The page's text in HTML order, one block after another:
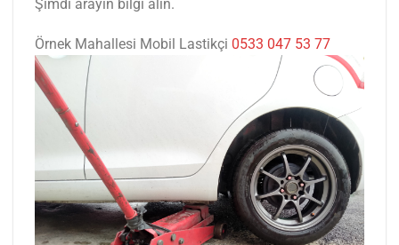
Şimdi arayın bilgi alın.
Örnek Mahallesi Mobil Lastikçi 0533 047 53 77